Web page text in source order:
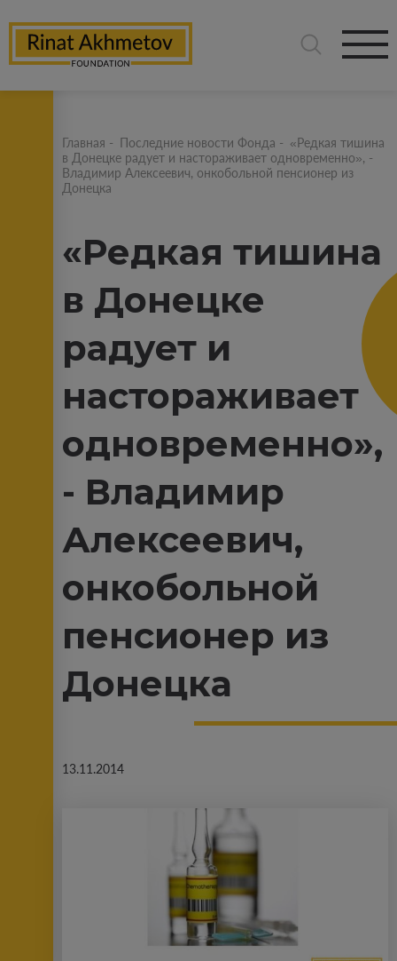
Главная - Последние новости Фонда - «Редкая тишина
в Донецке радует и настораживает одновременно», -
Владимир Алексеевич, онкобольной пенсионер из
Донецка
«Редкая тишина
в Донецке
радует и
настораживает
одновременно»,
- Владимир
Алексеевич,
онкобольной
пенсионер из
Донецка
13.11.2014